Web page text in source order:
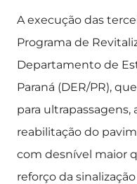
A execução das
Programa de
Departamento de
Paraná (DER/PR),
para
reabilitação do
com desnível maior
reforço da